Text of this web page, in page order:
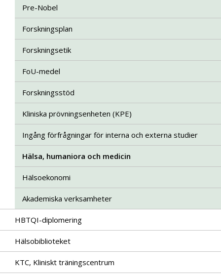
Pre-Nobel
Forskningsplan
Forskningsetik
FoU-medel
Forskningsstöd
Kliniska prövningsenheten (KPE)
Ingång förfrågningar för interna och externa studier
Hälsa, humaniora och medicin
Hälsoekonomi
Akademiska verksamheter
HBTQI-diplomering
Hälsobiblioteket
KTC, Kliniskt träningscentrum